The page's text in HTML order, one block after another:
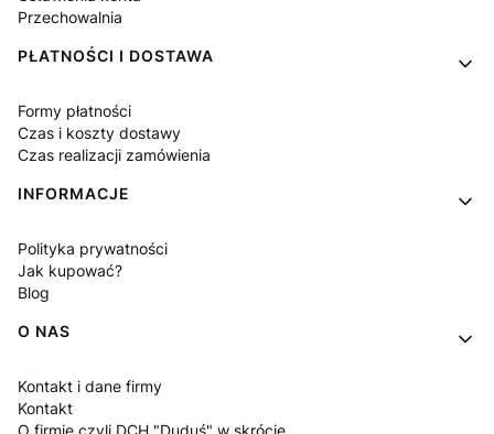
Przechowalnia
PŁATNOŚCI I DOSTAWA
Formy płatności
Czas i koszty dostawy
Czas realizacji zamówienia
INFORMACJE
Polityka prywatności
Jak kupować?
Blog
O NAS
Kontakt i dane firmy
Kontakt
O firmie czyli DCH "Duduś" w skrócie